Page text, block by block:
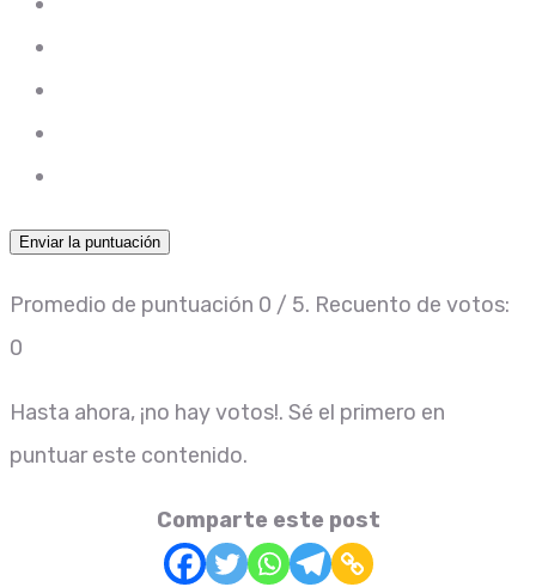
Enviar la puntuación
Promedio de puntuación 0 / 5. Recuento de votos:
0
Hasta ahora, ¡no hay votos!. Sé el primero en
puntuar este contenido.
Comparte este post